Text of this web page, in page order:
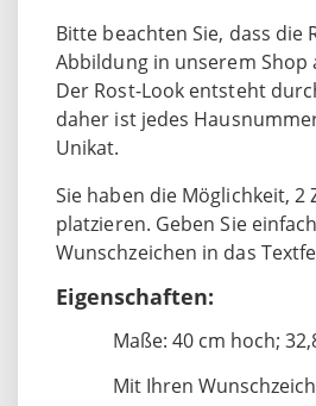
Bitte beachten Sie, dass die
Abbildung in unserem Shop
Der Rost-Look entsteht
daher ist jedes
Unikat.
Sie haben die Möglichkeit, 2
platzieren. Geben Sie
Wunschzeichen in das
Eigenschaften:
Maße: 40 cm hoch;
Mit Ihren